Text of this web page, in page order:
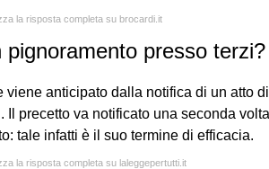
la risposta completa su brocardi.it
presso terzi?
viene anticipato dalla notifica di un atto
Il precetto va notificato una seconda
tale infatti è il suo termine di efficacia.
la risposta completa su laleggepertutti.it